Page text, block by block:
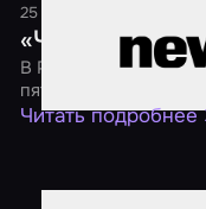
25 ноября 2021
«Черная
В России пройдет
пятница» со
Читать подробнее